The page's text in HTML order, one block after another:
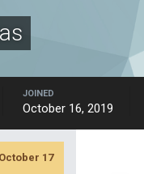
JOINED
October 16, 2019
17